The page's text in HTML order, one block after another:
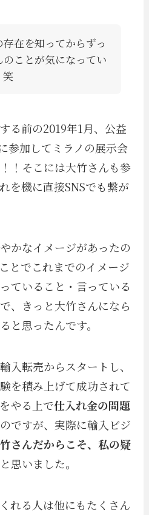
在を知ってからずっ
のことが気になってい
笑
る前の2019年1月、公益
加してミラノの展示会
！そこには大竹さんも参
を機に直接SNSでも繋が
かなイメージがあったの
とでこれまでのイメージ
ていること・言っている
、きっと大竹さんになら
と思ったんです。
入転売からスタートし、
を積み上げて成功されて
やる上で仕入れ金の問題
ですが、実際に輸入ビジ
さんだからこそ、私の疑
と思いました。
れる人は他にもたくさん